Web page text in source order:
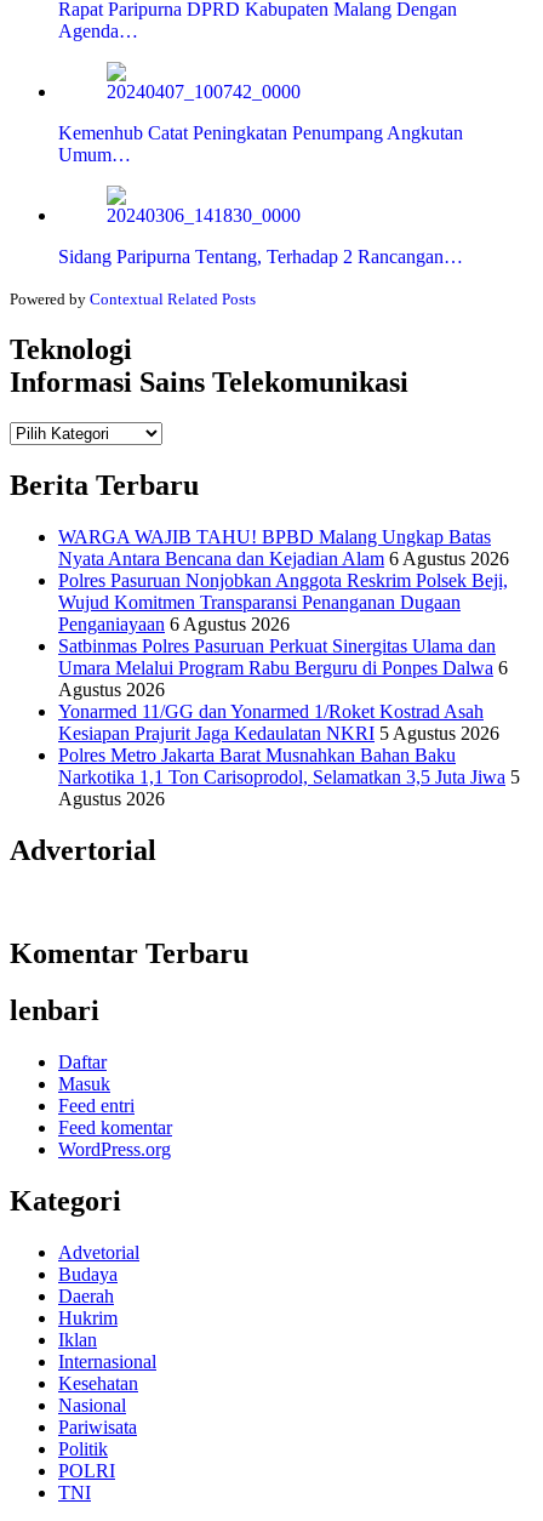
Rapat Paripurna DPRD Kabupaten Malang Dengan
Agenda…
Kemenhub Catat Peningkatan Penumpang Angkutan
Umum…
Sidang Paripurna Tentang, Terhadap 2 Rancangan…
Powered by Contextual Related Posts
Teknologi
Informasi Sains Telekomunikasi
Teknologi
Berita Terbaru
WARGA WAJIB TAHU! BPBD Malang Ungkap Batas
Nyata Antara Bencana dan Kejadian Alam 6 Agustus 2026
Polres Pasuruan Nonjobkan Anggota Reskrim Polsek Beji,
Wujud Komitmen Transparansi Penanganan Dugaan
Penganiayaan 6 Agustus 2026
Satbinmas Polres Pasuruan Perkuat Sinergitas Ulama dan
Umara Melalui Program Rabu Berguru di Ponpes Dalwa 6
Agustus 2026
Yonarmed 11/GG dan Yonarmed 1/Roket Kostrad Asah
Kesiapan Prajurit Jaga Kedaulatan NKRI 5 Agustus 2026
Polres Metro Jakarta Barat Musnahkan Bahan Baku
Narkotika 1,1 Ton Carisoprodol, Selamatkan 3,5 Juta Jiwa 5
Agustus 2026
Advertorial
Komentar Terbaru
lenbari
Daftar
Masuk
Feed entri
Feed komentar
WordPress.org
Kategori
Advetorial
Budaya
Daerah
Hukrim
Iklan
Internasional
Kesehatan
Nasional
Pariwisata
Politik
POLRI
TNI